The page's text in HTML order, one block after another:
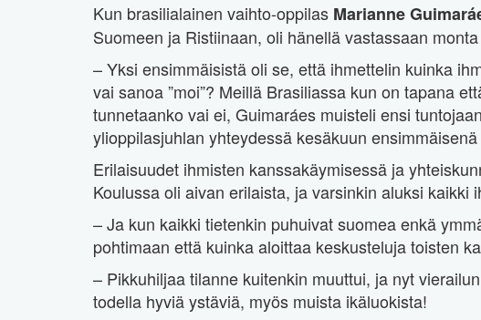
Kun brasilialainen vaihto-oppilas Marianne
Suomeen ja Ristiinaan, oli hänellä vastassaan
– Yksi ensimmäisistä oli se, että ihmettelin kuinka
vai sanoa ”moi”? Meillä Brasiliassa kun on tapana
tunnetaanko vai ei, Guimaráes muisteli ensi
ylioppilasjuhlan yhteydessä kesäkuun
Erilaisuudet ihmisten kanssakäymisessä ja
Koulussa oli aivan erilaista, ja varsinkin aluksi kaikki
– Ja kun kaikki tietenkin puhuivat suomea enkä
pohtimaan että kuinka aloittaa keskusteluja toisten
– Pikkuhiljaa tilanne kuitenkin muuttui, ja nyt
todella hyviä ystäviä, myös muista ikäluokista!